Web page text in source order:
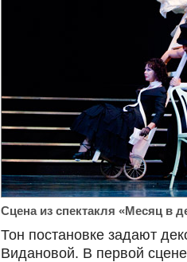
Сцена из спектакля «Месяц в
Тон постановке задают
Видановой. В первой